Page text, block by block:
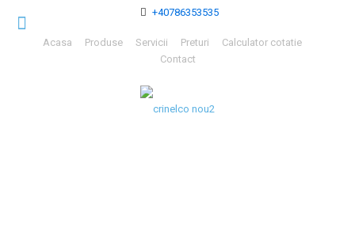
+40786353535
Acasa Produse Servicii Preturi
Calculator cotatie
Contact